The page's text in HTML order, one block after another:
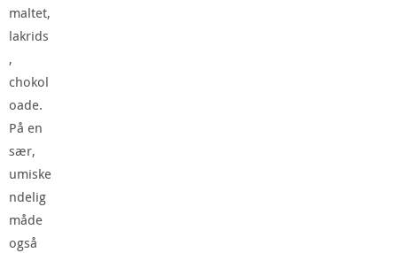
maltet,
lakrids
,
chokol
oade.
På en
sær,
umiske
ndelig
måde
også